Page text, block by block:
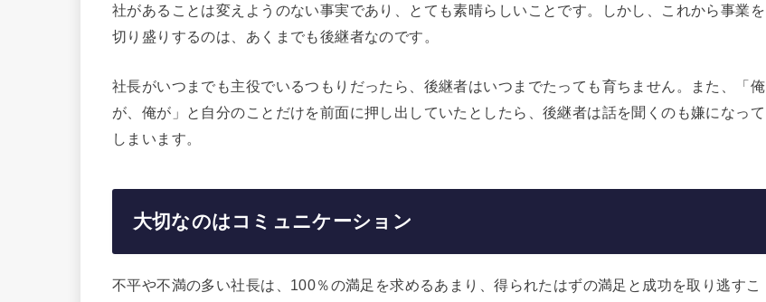
社があることは変えようのない事実であり、とても素晴らしいことです。しかし、これから事業を
切り盛りするのは、あくまでも後継者なのです。
社長がいつまでも主役でいるつもりだったら、後継者はいつまでたっても育ちません。また、「俺
が、俺が」と自分のことだけを前面に押し出していたとしたら、後継者は話を聞くのも嫌になって
しまいます。
大切なのはコミュニケーション
不平や不満の多い社長は、100％の満足を求めるあまり、得られたはずの満足と成功を取り逃すこ